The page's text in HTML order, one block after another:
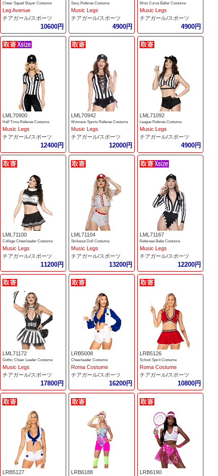
Cheer Squad Slayer Costume
Leg Avenue
チアガール/スポーツ
10600円
Sexy Referee Costume
Music Legs
チアガール/スポーツ
4900円
Miss Curve Baller Costume
Music Legs
チアガール/スポーツ
4900円
LML70900
Half Time Referee Costume
Music Legs
チアガール/スポーツ
12400円
LML70942
Womens Sports Referee Costume
Music Legs
チアガール/スポーツ
12000円
LML71092
League Referee Costume
Music Legs
チアガール/スポーツ
4900円
LML71100
College Cheerleader Costume
Music Legs
チアガール/スポーツ
11200円
LML71104
Strikeout Doll Costume
Music Legs
チアガール/スポーツ
13200円
LML71167
Refereee Babe Costume
Music Legs
チアガール/スポーツ
12200円
LML71172
Gothic Cheer Leader Costume
Music Legs
チアガール/スポーツ
17800円
LRB5008
Cheerleader Costume
Roma Costume
チアガール/スポーツ
16200円
LRB5126
School Spirit Costume
Roma Costume
チアガール/スポーツ
10800円
LRB5127 LRB6188 LRB6190